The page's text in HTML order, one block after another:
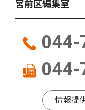
宮前区編集室
044-
044-
情報提